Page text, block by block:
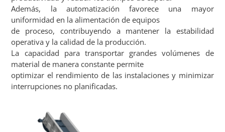
Además, la automatización favorece una mayor
uniformidad en la alimentación de equipos
de proceso, contribuyendo a mantener la estabilidad
operativa y la calidad de la producción.
La capacidad para transportar grandes volúmenes de
material de manera constante permite
optimizar el rendimiento de las instalaciones y minimizar
interrupciones no planificadas.